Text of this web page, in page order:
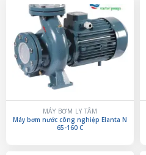
MÁY BƠM LY TÂM
Máy bơm nước công nghiệp Elanta N
65-160 C